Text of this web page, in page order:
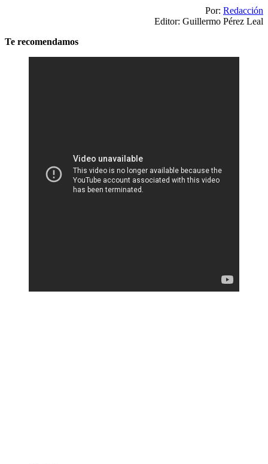
Por: Redacción
Editor: Guillermo Pérez Leal
Te recomendamos